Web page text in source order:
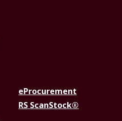
eProcurement
RS ScanStock®